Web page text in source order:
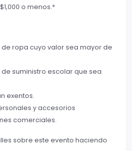
o menos.*
ropa cuyo valor sea mayor de
suministro escolar que sea
exentos.
y accesorios
comerciales.
sobre este evento haciendo